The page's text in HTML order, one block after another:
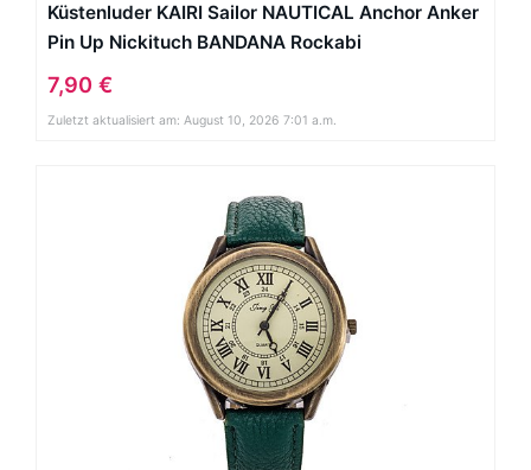
Küstenluder KAIRI Sailor NAUTICAL Anchor Anker
Pin Up Nickituch BANDANA Rockabi
7,90 €
Zuletzt aktualisiert am: August 10, 2026 7:01 a.m.